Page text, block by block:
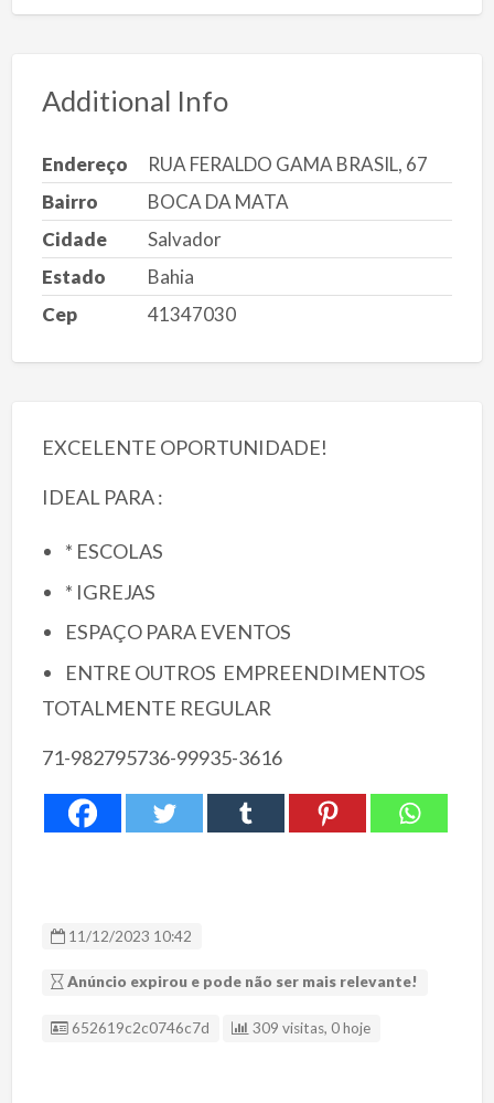
Additional Info
Endereço
RUA FERALDO GAMA BRASIL, 67
Bairro
BOCA DA MATA
Cidade
Salvador
Estado
Bahia
Cep
41347030
EXCELENTE OPORTUNIDADE!
IDEAL PARA :
* ESCOLAS
* IGREJAS
ESPAÇO PARA EVENTOS
ENTRE OUTROS EMPREENDIMENTOS
TOTALMENTE REGULAR
71-982795736-99935-3616
11/12/2023 10:42
Anúncio expirou e pode não ser mais relevante!
ID Anúncio
652619c2c0746c7d 309 visitas, 0 hoje